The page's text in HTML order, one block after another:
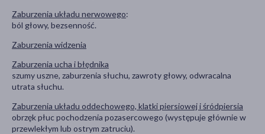
Zaburzenia układu nerwowego:
ból głowy, bezsenność.
Zaburzenia widzenia
Zaburzenia ucha i błędnika
szumy uszne, zaburzenia słuchu, zawroty głowy, odwracalna
utrata słuchu.
Zaburzenia układu oddechowego, klatki piersiowej i śródpiersia
obrzęk płuc pochodzenia pozasercowego (występuje głównie w
przewlekłym lub ostrym zatruciu).